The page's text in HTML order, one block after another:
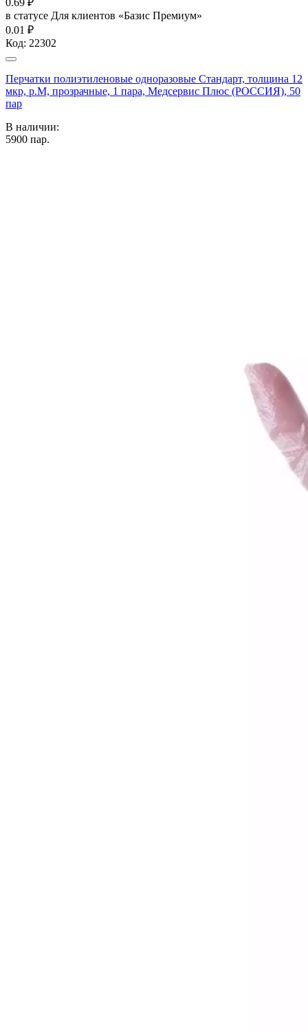
в статусе Для клиентов «Базис Премиум»
0.01 ₽
Код: 22302
Перчатки полиэтиленовые одноразовые Стандарт, толщина 12
мкр, р.М, прозрачные, 1 пара, Медсервис Плюс (РОССИЯ), 50
пар
В наличии:
5900 пар.